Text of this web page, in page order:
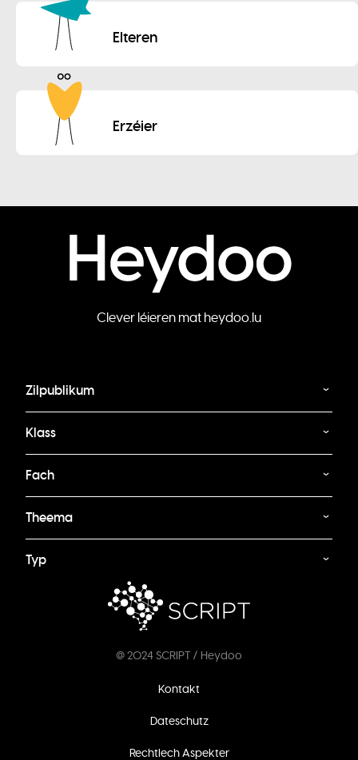
Elteren
Erzéier
Clever léieren mat heydoo.lu
Zilpublikum
Klass
Fach
Theema
Typ
@ 2024 SCRIPT / Heydoo
Kontakt
Dateschutz
Rechtlech Aspekter